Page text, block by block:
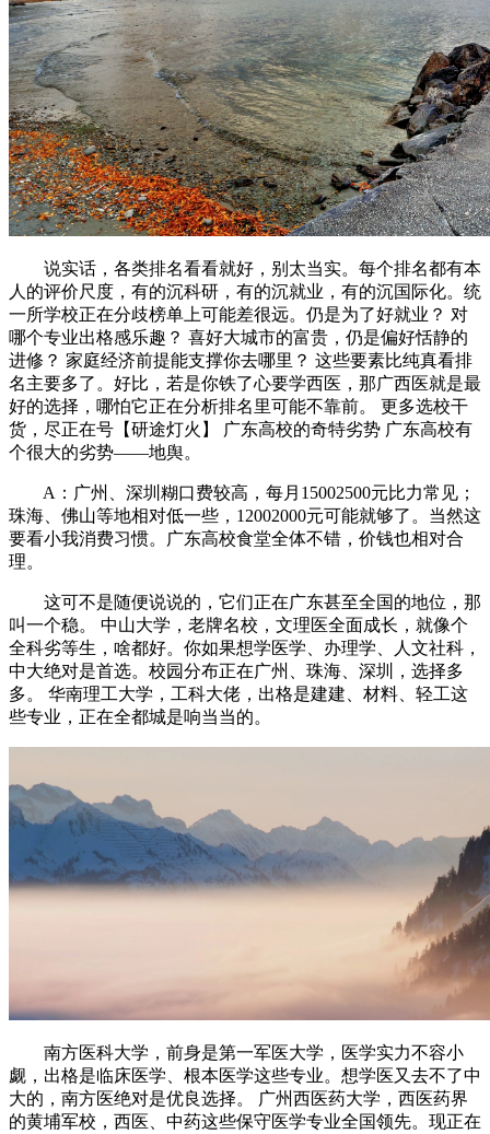
说实话，各类排名看看就好，别太当实。每个排名都有本
人的评价尺度，有的沉科研，有的沉就业，有的沉国际化。统
一所学校正在分歧榜单上可能差很远。仍是为了好就业？ 对
哪个专业出格感乐趣？ 喜好大城市的富贵，仍是偏好恬静的
进修？ 家庭经济前提能支撑你去哪里？ 这些要素比纯真看排
名主要多了。好比，若是你铁了心要学西医，那广西医就是最
好的选择，哪怕它正在分析排名里可能不靠前。 更多选校干
货，尽正在号【研途灯火】 广东高校的奇特劣势 广东高校有
个很大的劣势——地舆。
A：广州、深圳糊口费较高，每月15002500元比力常见；
珠海、佛山等地相对低一些，12002000元可能就够了。当然这
要看小我消费习惯。广东高校食堂全体不错，价钱也相对合
理。
这可不是随便说说的，它们正在广东甚至全国的地位，那
叫一个稳。 中山大学，老牌名校，文理医全面成长，就像个
全科劣等生，啥都好。你如果想学医学、办理学、人文社科，
中大绝对是首选。校园分布正在广州、珠海、深圳，选择多
多。 华南理工大学，工科大佬，出格是建建、材料、轻工这
些专业，正在全都城是响当当的。
南方医科大学，前身是第一军医大学，医学实力不容小
觑，出格是临床医学、根本医学这些专业。想学医又去不了中
大的，南方医绝对是优良选择。 广州西医药大学，西医药界
的黄埔军校，西医、中药这些保守医学专业全国领先。现正在